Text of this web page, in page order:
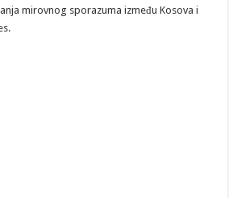
mirovnog sporazuma između Kosova i